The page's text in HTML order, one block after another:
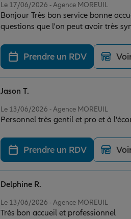
Le 17/06/2026 - Agence MOREUIL
Bonjour Très bon service bonne
questions que l'on peut avoir très
Prendre un RDV
Le 13/06/2026 - Agence MOREUIL
Personnel très gentil et pro et à
Jason T.
Prendre un RDV
Le 13/06/2026 - Agence MOREUIL
Très bon accueil et professionnel
Delphine R.